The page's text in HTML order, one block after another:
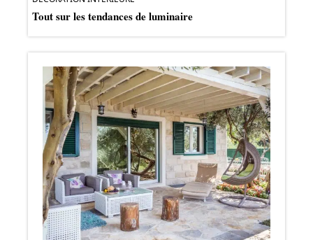
Tout sur les tendances de luminaire